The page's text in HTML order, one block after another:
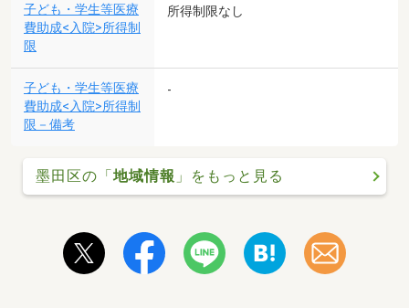
子ども・学生等医療
費助成<入院>所得制
限
所得制限なし
子ども・学生等医療
費助成<入院>所得制
限－備考
-
墨田区の「 地域情報 」をもっと見る